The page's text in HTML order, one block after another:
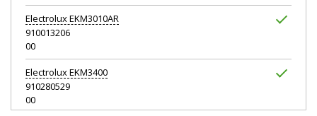
ElectroluxEKM3010AR
910013206
00
ElectroluxEKM3400
910280529
00